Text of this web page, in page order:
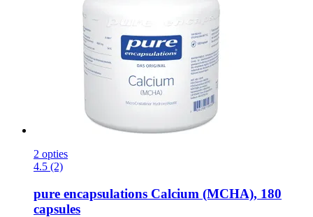
2 opties
4.5 (2)
pure encapsulations Calcium (MCHA), 180
capsules